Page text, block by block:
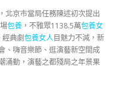
北京市當局任務陳述初次提出
包養 ，不雅眾1138.5萬包養女
典劇包養女人目魅力不減，新
、嗨音樂節、逛演藝新空間成
涌動，演藝之都殘局之年景果